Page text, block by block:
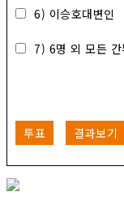
6) 이승호대변인
7) 6명 외 모든 간
투표 결과보기